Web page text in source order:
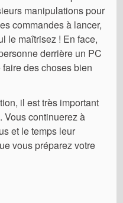
manipulations pour
commandes à lancer,
le maîtrisez ! En face,
derrière un PC
des choses bien
il est très important
Vous continuerez à
et le temps leur
vous préparez votre